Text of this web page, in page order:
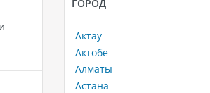
ГОРОД
Актау
Актобе
Алматы
Астана